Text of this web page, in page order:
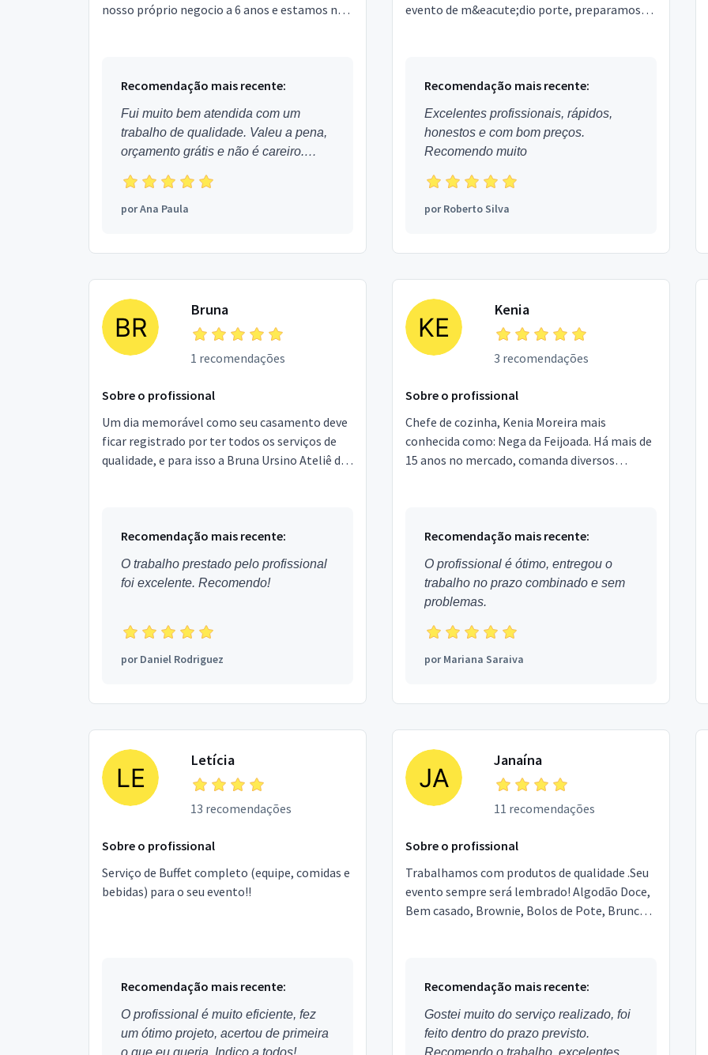
nosso próprio negocio a 6 anos e estamos no
Recomendação mais recente:
Fui muito bem atendida com um
trabalho de qualidade. Valeu a pena,
orçamento grátis e não é careiro.
porAna Paula
evento de m&eacute;dio porte, preparamos
Recomendação mais recente:
Excelentes profissionais, rápidos,
honestos e com bom preços.
Recomendo muito
porRoberto Silva
Bruna
1 recomendações
Sobre o profissional
Um dia memorável como seu casamento deve
ficar registrado por ter todos os serviços de
qualidade, e para isso a Bruna Ursino Ateliê de
Recomendação mais recente:
O trabalho prestado pelo profissional
foi excelente. Recomendo!
porDaniel Rodriguez
Kenia
3 recomendações
Sobre o profissional
Chefe de cozinha, Kenia Moreira mais
conhecida como: Nega da Feijoada. Há mais de
15 anos no mercado, comanda diversos
Recomendação mais recente:
O profissional é ótimo, entregou o
trabalho no prazo combinado e sem
problemas.
porMariana Saraiva
Letícia
13 recomendações
Sobre o profissional
Serviço de Buffet completo (equipe, comidas e
bebidas) para o seu evento!!
Recomendação mais recente:
O profissional é muito eficiente, fez
um ótimo projeto, acertou de primeira
o que eu queria. Indico a todos!
Janaína
11 recomendações
Sobre o profissional
Trabalhamos com produtos de qualidade .Seu
evento sempre será lembrado! Algodão Doce,
Bem casado, Brownie, Bolos de Pote, Brunch,
Recomendação mais recente:
Gostei muito do serviço realizado, foi
feito dentro do prazo previsto.
Recomendo o trabalho, excelentes